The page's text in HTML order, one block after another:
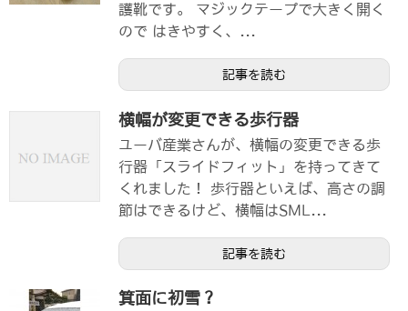
護靴です。 マジックテープで大きく開く
ので はきやすく、...
記事を読む
横幅が変更できる歩行器
ユーバ産業さんが、横幅の変更できる歩
行器「スライドフィット」を持ってきて
くれました！ 歩行器といえば、高さの調
節はできるけど、横幅はSML...
記事を読む
箕面に初雪？